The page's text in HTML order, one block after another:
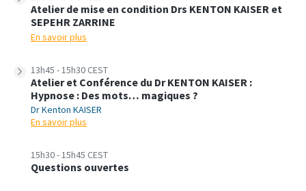
Atelier de mise en condition Drs KENTON KAISER et
SEPEHR ZARRINE
En savoir plus
13h45 - 15h30 CEST
Atelier et Conférence du Dr KENTON KAISER :
Hypnose : Des mots… magiques ?
Dr Kenton KAISER
En savoir plus
15h30 - 15h45 CEST
Questions ouvertes